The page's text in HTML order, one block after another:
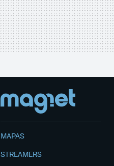
MAPAS
STREAMERS